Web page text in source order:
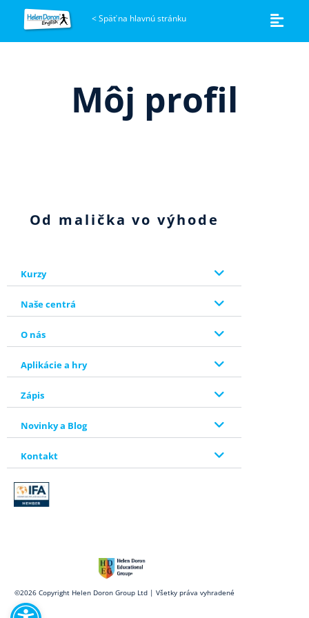
Open toolbar
<Späť na hlavnú stránku
Môj profil
Od malička vo výhode
Kurzy
Naše centrá
O nás
Aplikácie a hry
Zápis
Novinky a Blog
Kontakt
©2026 Copyright Helen Doron Group Ltd | Všetky práva vyhradené